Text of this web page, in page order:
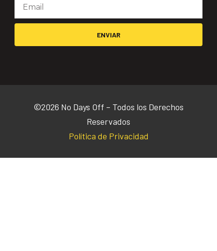
ENVIAR
©2026 No Days Off – Todos los Derechos
Reservados
Política de Privacidad